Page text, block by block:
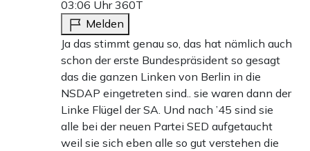
03:06 Uhr360T
Melden
Ja das stimmt genau so, das hat nämlich auch
schon der erste Bundespräsident so gesagt
das die ganzen Linken von Berlin in die
NSDAP eingetreten sind.. sie waren dann der
Linke Flügel der SA. Und nach ’45 sind sie
alle bei der neuen Partei SED aufgetaucht
weil sie sich eben alle so gut verstehen die